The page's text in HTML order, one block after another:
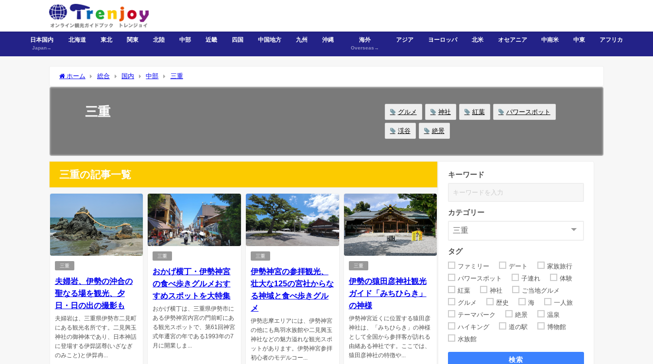
日本国内
Japan→
北海道 東北 関東 北陸 中部 近畿 四国 中国地方 九州 沖縄 海外
Overseas→
アジア ヨーロッパ 北米 オセアニア 中南米 中東 アフリカ
ホーム 総合 国内 中部 三重
三重 グルメ 神社 紅葉 パワースポット
渓谷 絶景
三重の記事一覧
三重
夫婦岩、伊勢の沖合の
聖なる場を観光、夕
日・日の出の撮影も
夫婦岩は、三重県伊勢市二見町
にある観光名所です。二見興玉
神社の御神体であり、日本神話
に登場する伊弉諾尊(いざなぎ
のみこと)と伊弉冉...
三重
おかげ横丁・伊勢神宮
の食べ歩きグルメおす
すめスポットを大特集
おかげ横丁は、三重県伊勢市に
ある伊勢神宮内宮の門前町にあ
る観光スポットで、第61回神宮
式年遷宮の年である1993年の7
月に開業しま...
三重
伊勢神宮の参拝観光、
壮大な125の宮社からな
る神域と食べ歩きグル
メ
伊勢志摩エリアには、伊勢神宮
の他にも鳥羽水族館や二見興玉
神社などの魅力溢れな観光スポ
ットがあります。伊勢神宮参拝
初心者のモデルコー...
三重
伊勢の猿田彦神社観光
ガイド「みちひらき」
の神様
伊勢神宮近くに位置する猿田彦
神社は、「みちひらき」の神様
として全国から参拝客が訪れる
由緒ある神社です。ここでは、
猿田彦神社の特徴や...
キーワード
カテゴリー
タグ
ファミリー デート
家族旅行
パワースポット
子連れ
体験
紅葉
神社
ご当地グルメ
グルメ
歴史 海
一人旅
テーマパーク
絶景
温泉
ハイキング
道の駅
博物館
水族館
検索